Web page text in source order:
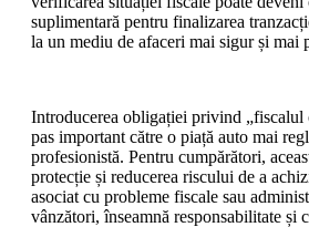
suplimentară pentru finalizarea
la un mediu de afaceri mai sigur și mai
Introducerea obligației privind „fiscalul
pas important către o piață auto mai
profesionistă. Pentru cumpărători,
protecție și reducerea riscului de a
asociat cu probleme fiscale sau
vânzători, înseamnă responsabilitate și